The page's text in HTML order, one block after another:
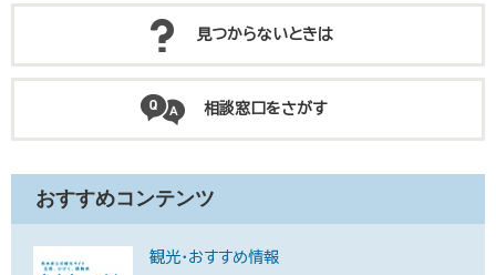
見つからないときは
相談窓口をさがす
おすすめコンテンツ
観光・おすすめ情報